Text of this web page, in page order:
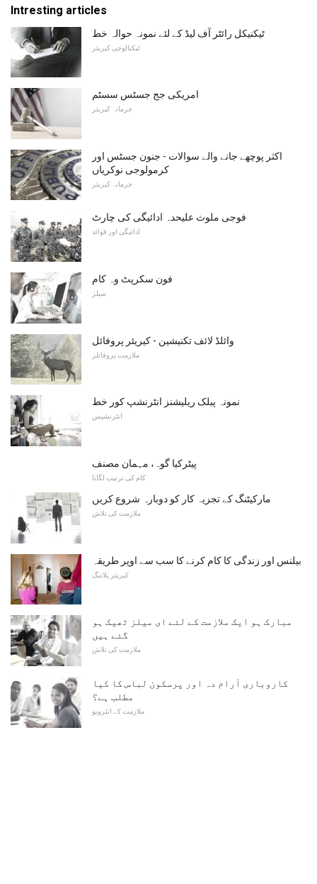
Intresting articles
ٹیکنیکل رائٹر آف لیڈ کے لئے نمونہ حوالہ خط
ٹیکنالوجی کیریئر
امریکی جج جسٹس سسٹم
جرمانہ کیریئر
اکثر پوچھے جانے والے سوالات - جنون جسٹس اور
کرمولوجی نوکریاں
جرمانہ کیریئر
فوجی ملوث علیحدہ ادائیگی کی چارٹ
ادائیگی اور فوائد
فون سکرپٹ وہ کام
سیلز
وائلڈ لائف تکنیشین - کیریئر پروفائل
ملازمت پروفائلز
نمونہ پبلک ریلیشنز انٹرنشپ کور خط
انٹرنشپس
پیٹرکیا گوہ، مہمان مصنف
کام کی ترتیب لگانا
مارکیٹنگ کے تجزیہ کار کو دوبارہ شروع کریں
ملازمت کی تلاش
بیلنس اور زندگی کا کام کرنے کا سب سے اوپر طریقہ
کیریئر پلاننگ
مبارک ہو ایک ملازمت کے لئے ای میلز ٹھیک ہو
گئے ہیں
ملازمت کی تلاش
کاروباری آرام دہ اور پرسکون لباس کا کیا
مطلب ہے؟
ملازمت کے انٹرویو